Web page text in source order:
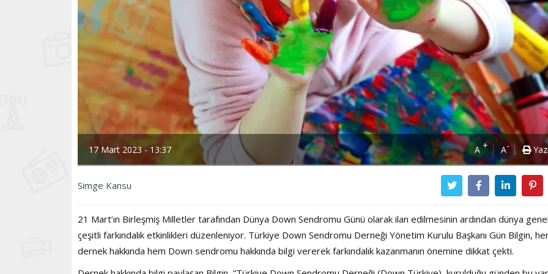
17 Mart 2023 - 13:37 A+ A-
Simge Kansu
21 Mart’ın Birleşmiş Milletler tarafından Dünya Down Sendromu Günü olarak ilan edilmesinin ardından dünya
çeşitli farkındalık etkinlikleri düzenleniyor. Türkiye Down Sendromu Derneği Yönetim Kurulu Başkanı Gün Bilgin,
dernek hakkında hem Down sendromu hakkında bilgi vererek farkındalık kazanmanın önemine dikkat çekti.